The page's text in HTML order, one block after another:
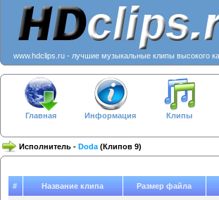
www.hdclips.ru - лучшие музыкальные клипы высокого
Главная Информация Клипы
Исполнитель - Doda (Клипов 9)
# Название клипа Размер файла